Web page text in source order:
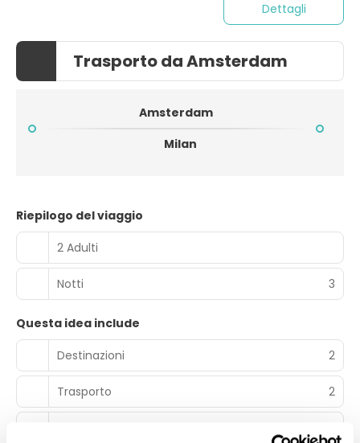
Dettagli
Trasporto da Amsterdam
Amsterdam
Milan
Riepilogo del viaggio
2 Adulti
Notti 3
Questa idea include
Destinazioni
2
Trasporto 2